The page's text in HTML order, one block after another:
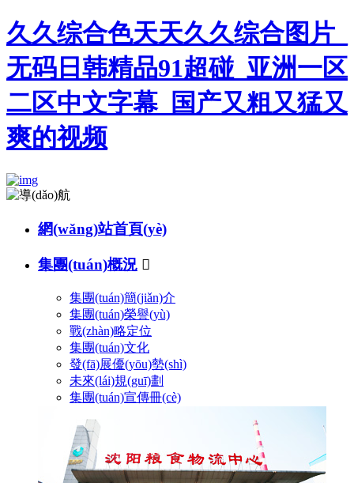
久久综合色天天久久综合图片_
无码日韩精品91超碰_亚洲一区
二区中文字幕_国产又粗又猛又
爽的视频
網(wǎng)站首頁(yè)
集團(tuán)概況 
集團(tuán)簡(jiǎn)介
集團(tuán)榮譽(yù)
戰(zhàn)略定位
集團(tuán)文化
發(fā)展優(yōu)勢(shì)
未來(lái)規(guī)劃
集團(tuán)宣傳冊(cè)